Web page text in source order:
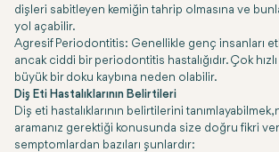
dişleri sabitleyen kemiğin tahrip olmasına ve
yol açabilir.
Agresif Periodontitis: Genellikle genç insanları
ancak ciddi bir periodontitis hastalığıdır. Çok
büyük bir doku kaybına neden olabilir.
Diş Eti Hastalıklarının Belirtileri
Diş eti hastalıklarının belirtilerini
aramanız gerektiği konusunda size doğru fikri
semptomlardan bazıları şunlardır: